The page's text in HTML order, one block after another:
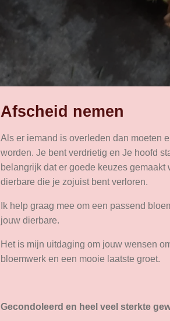
Afscheid nemen
Als er iemand is overleden dan moeten
worden. Je bent verdrietig en Je hoofd
belangrijk dat er goede keuzes
dierbare die je zojuist bent verloren.
Ik help graag mee om een passend
jouw dierbare.
Het is mijn uitdaging om jouw wensen
bloemwerk en een mooie laatste groet.
Gecondoleerd en heel veel sterkte